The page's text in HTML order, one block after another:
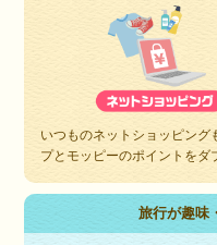
いつものネットショッピング
プとモッピーのポイントをダ
旅行が趣味